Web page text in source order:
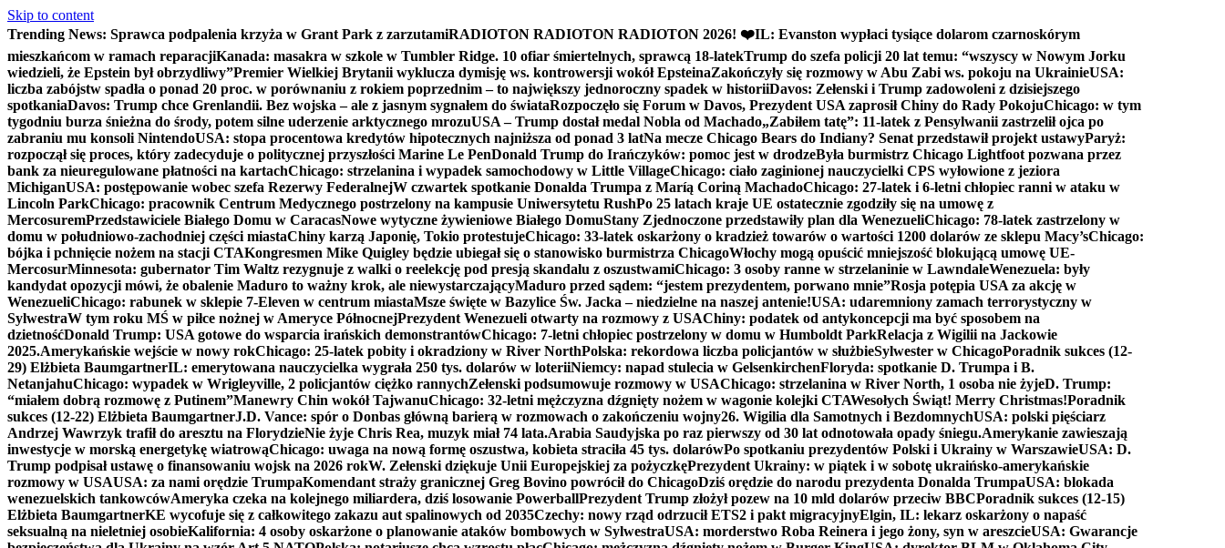
Skip to content
Trending News: Sprawca podpalenia krzyża w Grant Park z zarzutamiRADIOTON RADIOTON RADIOTON 2026! ❤️IL: Evanston wypłaci tysiące dolarom czarnoskórym
mieszkańcom w ramach reparacjiKanada: masakra w szkole w Tumbler Ridge. 10 ofiar śmiertelnych, sprawcą 18-latekTrump do szefa policji 20 lat temu: “wszyscy w Nowym Jorku
wiedzieli, że Epstein był obrzydliwy”Premier Wielkiej Brytanii wyklucza dymisję ws. kontrowersji wokół EpsteinaZakończyły się rozmowy w Abu Zabi ws. pokoju na UkrainieUSA:
liczba zabójstw spadła o ponad 20 proc. w porównaniu z rokiem poprzednim – to największy jednoroczny spadek w historiiDavos: Zełenski i Trump zadowoleni z dzisiejszego
spotkaniaDavos: Trump chce Grenlandii. Bez wojska – ale z jasnym sygnałem do świataRozpoczęło się Forum w Davos, Prezydent USA zaprosił Chiny do Rady PokojuChicago: w tym
tygodniu burza śnieżna do środy, potem silne uderzenie arktycznego mrozuUSA – Trump dostał medal Nobla od Machado„Zabiłem tatę”: 11-latek z Pensylwanii zastrzelił ojca po
zabraniu mu konsoli NintendoUSA: stopa procentowa kredytów hipotecznych najniższa od ponad 3 latNa mecze Chicago Bears do Indiany? Senat przedstawił projekt ustawyParyż:
rozpoczął się proces, który zadecyduje o politycznej przyszłości Marine Le PenDonald Trump do Irańczyków: pomoc jest w drodzeByła burmistrz Chicago Lightfoot pozwana przez
bank za nieuregulowane płatności na kartachChicago: strzelanina i wypadek samochodowy w Little VillageChicago: ciało zaginionej nauczycielki CPS wyłowione z jeziora
MichiganUSA: postępowanie wobec szefa Rezerwy FederalnejW czwartek spotkanie Donalda Trumpa z Maríą Coriną MachadoChicago: 27-latek i 6-letni chłopiec ranni w ataku w
Lincoln ParkChicago: pracownik Centrum Medycznego postrzelony na kampusie Uniwersytetu RushPo 25 latach kraje UE ostatecznie zgodziły się na umowę z
MercosuremPrzedstawiciele Białego Domu w CaracasNowe wytyczne żywieniowe Białego DomuStany Zjednoczone przedstawiły plan dla WenezueliChicago: 78-latek zastrzelony w
domu w południowo-zachodniej części miastaChiny karzą Japonię, Tokio protestujeChicago: 33-latek oskarżony o kradzież towarów o wartości 1200 dolarów ze sklepu Macy’sChicago:
bójka i pchnięcie nożem na stacji CTAKongresmen Mike Quigley będzie ubiegał się o stanowisko burmistrza ChicagoWłochy mogą opuścić mniejszość blokującą umowę UE-
MercosurMinnesota: gubernator Tim Waltz rezygnuje z walki o reelekcję pod presją skandalu z oszustwamiChicago: 3 osoby ranne w strzelaninie w LawndaleWenezuela: były
kandydat opozycji mówi, że obalenie Maduro to ważny krok, ale niewystarczającyMaduro przed sądem: “jestem prezydentem, porwano mnie”Rosja potępia USA za akcję w
WenezueliChicago: rabunek w sklepie 7-Eleven w centrum miastaMsze święte w Bazylice Św. Jacka – niedzielne na naszej antenie!USA: udaremniony zamach terrorystyczny w
SylwestraW tym roku MŚ w piłce nożnej w Ameryce PółnocnejPrezydent Wenezueli otwarty na rozmowy z USAChiny: podatek od antykoncepcji ma być sposobem na
dzietnośćDonald Trump: USA gotowe do wsparcia irańskich demonstrantówChicago: 7-letni chłopiec postrzelony w domu w Humboldt ParkRelacja z Wigilii na Jackowie
2025.Amerykańskie wejście w nowy rokChicago: 25-latek pobity i okradziony w River NorthPolska: rekordowa liczba policjantów w służbieSylwester w ChicagoPoradnik sukces (12-
29) Elżbieta BaumgartnerIL: emerytowana nauczycielka wygrała 250 tys. dolarów w loteriiNiemcy: napad stulecia w GelsenkirchenFloryda: spotkanie D. Trumpa i B.
NetanjahuChicago: wypadek w Wrigleyville, 2 policjantów ciężko rannychZełenski podsumowuje rozmowy w USAChicago: strzelanina w River North, 1 osoba nie żyjeD. Trump:
“miałem dobrą rozmowę z Putinem”Manewry Chin wokół TajwanuChicago: 32-letni mężczyzna dźgnięty nożem w wagonie kolejki CTAWesołych Świąt! Merry Christmas!Poradnik
sukces (12-22) Elżbieta BaumgartnerJ.D. Vance: spór o Donbas główną barierą w rozmowach o zakończeniu wojny26. Wigilia dla Samotnych i BezdomnychUSA: polski pięściarz
Andrzej Wawrzyk trafił do aresztu na FlorydzieNie żyje Chris Rea, muzyk miał 74 lata.Arabia Saudyjska po raz pierwszy od 30 lat odnotowała opady śniegu.Amerykanie zawieszają
inwestycje w morską energetykę wiatrowąChicago: uwaga na nową formę oszustwa, kobieta straciła 45 tys. dolarówPo spotkaniu prezydentów Polski i Ukrainy w WarszawieUSA: D.
Trump podpisał ustawę o finansowaniu wojsk na 2026 rokW. Zełenski dziękuje Unii Europejskiej za pożyczkęPrezydent Ukrainy: w piątek i w sobotę ukraińsko-amerykańskie
rozmowy w USAUSA: za nami orędzie TrumpaKomendant straży granicznej Greg Bovino powrócił do ChicagoDziś orędzie do narodu prezydenta Donalda TrumpaUSA: blokada
wenezuelskich tankowcówAmeryka czeka na kolejnego miliardera, dziś losowanie PowerballPrezydent Trump złożył pozew na 10 mld dolarów przeciw BBCPoradnik sukces (12-15)
Elżbieta BaumgartnerKE wycofuje się z całkowitego zakazu aut spalinowych od 2035Czechy: nowy rząd odrzucił ETS2 i pakt migracyjnyElgin, IL: lekarz oskarżony o napaść
seksualną na nieletniej osobieKalifornia: 4 osoby oskarżone o planowanie ataków bombowych w SylwestraUSA: morderstwo Roba Reinera i jego żony, syn w areszcieUSA: Gwarancje